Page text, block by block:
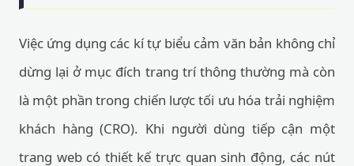
Việc ứng dụng các kí tự biểu cảm văn bản không chỉ
dừng lại ở mục đích trang trí thông thường mà còn
là một phần trong chiến lược tối ưu hóa trải nghiệm
khách hàng (CRO). Khi người dùng tiếp cận một
trang web có thiết kế trực quan sinh động, các nút